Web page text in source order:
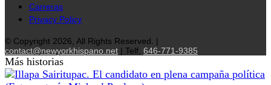
Carreras
Privacy Policy
© Copyright 2026, All Rights Reserved. |
contact@newyorkhispano.net | Telf. 646-771-9385
Más historias